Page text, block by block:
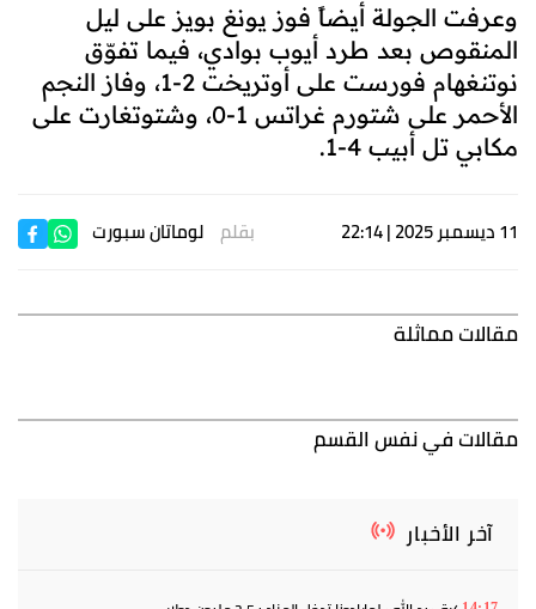
وعرفت الجولة أيضاً فوز يونغ بويز على ليل
المنقوص بعد طرد أيوب بوادي، فيما تفوّق
نوتنغهام فورست على أوتريخت 2-1، وفاز النجم
الأحمر على شتورم غراتس 1-0، وشتوتغارت على
مكابي تل أبيب 4-1.
11 ديسمبر 2025 | 22:14 بقلم لوماتان سبورت
مقالات مماثلة
مقالات في نفس القسم
آخر الأخبار